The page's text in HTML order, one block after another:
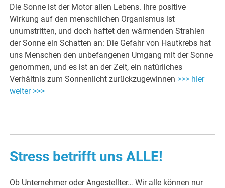
Die Sonne ist der Motor allen Lebens. Ihre positive
Wirkung auf den menschlichen Organismus ist
unumstritten, und doch haftet den wärmenden Strahlen
der Sonne ein Schatten an: Die Gefahr von Hautkrebs hat
uns Menschen den unbefangenen Umgang mit der Sonne
genommen, und es ist an der Zeit, ein natürliches
Verhältnis zum Sonnenlicht zurückzugewinnen >>> hier
weiter >>>
Stress betrifft uns ALLE!
Ob Unternehmer oder Angestellter… Wir alle können nur